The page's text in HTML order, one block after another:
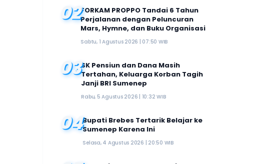
02FORKAM PROPPO Tandai 6 Tahun
Perjalanan dengan Peluncuran
Mars, Hymne, dan Buku Organisasi
Sabtu, 1 Agustus 2026 | 07:50 WIB
03SK Pensiun dan Dana Masih
Tertahan, Keluarga Korban Tagih
Janji BRI Sumenep
Rabu, 5 Agustus 2026 | 10:32 WIB
04Bupati Brebes Tertarik Belajar ke
Sumenep Karena Ini
Selasa, 4 Agustus 2026 | 20:50 WIB